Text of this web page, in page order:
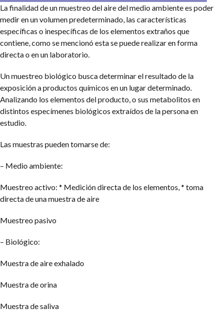
La finalidad de un muestreo del aire del medio ambiente es poder
medir en un volumen predeterminado, las características
específicas o inespecíficas de los elementos extraños que
contiene, como se mencionó esta se puede realizar en forma
directa o en un laboratorio.
Un muestreo biológico busca determinar el resultado de la
exposición a productos químicos en un lugar determinado.
Analizando los elementos del producto, o sus metabolitos en
distintos especímenes biológicos extraídos de la persona en
estudio.
Las muestras pueden tomarse de:
– Medio ambiente:
Muestreo activo: * Medición directa de los elementos,* toma
directa de una muestra de aire
Muestreo pasivo
– Biológico:
Muestra de aire exhalado
Muestra de orina
Muestra de saliva